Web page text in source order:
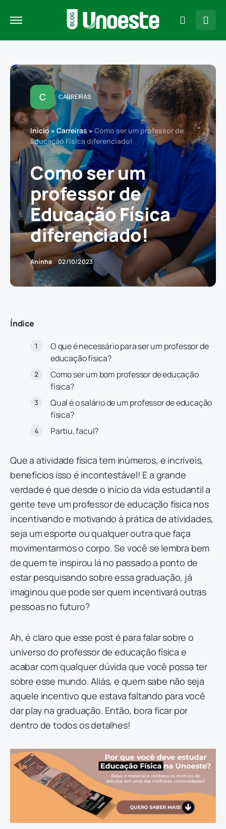
C CARREIRAS
Início »Carreiras»Como ser um professor de
Educação Física diferenciado!
Como ser um
professor de
Educação Física
diferenciado!
Aninha 02/10/2023
Índice
O que é necessário para ser um professor de
educação física?
Como ser um bom professor de educação
física?
Qual é o salário de um professor de educação
física?
Partiu, facul?
Que a atividade física tem inúmeros, e incríveis,
benefícios isso é incontestável! E a grande
verdade é que desde o início da vida estudantil a
gente teve um professor de educação física nos
incentivando e motivando à prática de atividades,
seja um esporte ou qualquer outra que faça
movimentarmos o corpo. Se você se lembra bem
de quem te inspirou lá no passado a ponto de
estar pesquisando sobre essa graduação, já
imaginou que pode ser quem incentivará outras
pessoas no futuro?
Ah, é claro que esse post é para falar sobre o
universo do professor de educação física e
acabar com qualquer dúvida que você possa ter
sobre esse mundo. Aliás, e quem sabe não seja
aquele incentivo que estava faltando para você
dar play na graduação. Então, bora ficar por
dentro de todos os detalhes!